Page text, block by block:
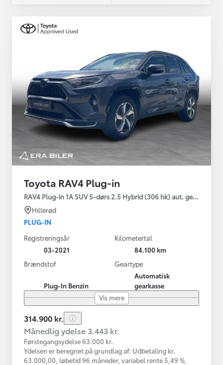
Toyota RAV4 Plug-in
RAV4 Plug-in 1A SUV 5-dørs 2.5 Hybrid (306 hk) aut. gear
Hillerød
PLUG-IN
Registreringsår
03-2021
Kilometertal
84.100 km
Brændstof
Plug-In Benzin
Geartype
Automatisk
gearkasse
Vis mere
314.900 kr.
Månedlig ydelse 3.443 kr.
Førstegangsydelse 63.000 kr.
Ydelsen er beregnet på grundlag af: Udbetaling kr.
63.000,00, løbetid 96 måneder, variabel rente 5,49 %,